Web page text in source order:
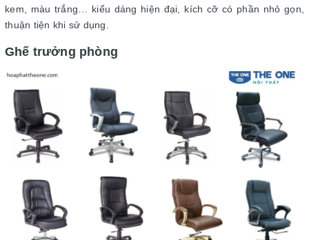
kem, màu trắng… kiểu dáng hiện đại, kích cỡ có phần nhỏ gọn,
thuận tiện khi sử dụng.
Ghế trưởng phòng